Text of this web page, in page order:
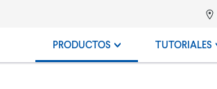
PRODUCTOS TUTORIALES